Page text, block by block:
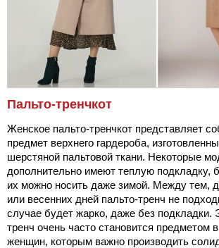
Пальто-тренчкот
Женское пальто-тренчкот представляет
предмет верхнего гардероба,
шерстяной пальтовой ткани. Некоторые
дополнительно имеют теплую подкладку,
их можно носить даже зимой. Между тем,
или весенних дней пальто-тренч не
случае будет жарко, даже без подкладки.
тренч очень часто становится предметом
женщин, которым важно производить